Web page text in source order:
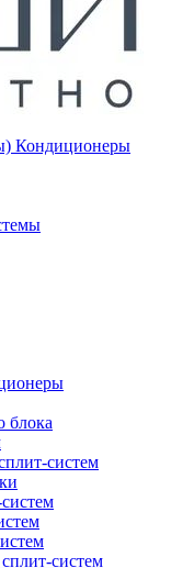
Кондиционеры
блока
систем
систем